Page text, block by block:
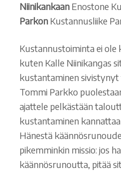
Niinikankaan Enostone
Parkon Kustannusliike
Kustannustoiminta ei ole
kuten Kalle Niinikangas
kustantaminen sivistynyt
Tommi Parkko
ajattele pelkästään
kustantaminen
Hänestä
pikemminkin missio: jos
käännösrunoutta, pitää